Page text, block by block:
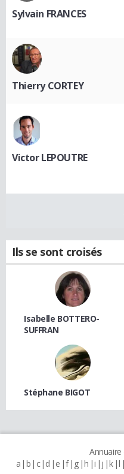
Sylvain FRANCES
Thierry CORTEY
Victor LEPOUTRE
Ils se sont croisés
Isabelle BOTTERO-
SUFFRAN
Stéphane BIGOT
a b c d e f g h i j k l